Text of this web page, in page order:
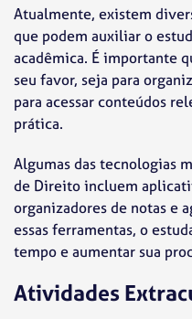
Atualmente, existem
que podem auxiliar o
acadêmica. É importante
seu favor, seja para
para acessar conteúdos
prática.
Algumas das tecnologias
de Direito incluem
organizadores de notas e
essas ferramentas, o
tempo e aumentar sua
Atividades